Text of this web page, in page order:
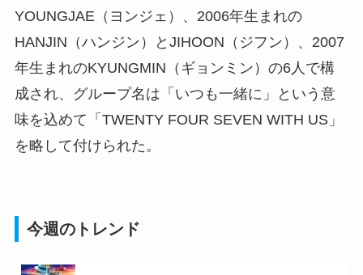
YOUNGJAE（ヨンジェ）、2006年生まれの
HANJIN（ハンジン）とJIHOON（ジフン）、2007
年生まれのKYUNGMIN（ギョンミン）の6人で構
成され、グループ名は「いつも一緒に」という意
味を込めて「TWENTY FOUR SEVEN WITH US」
を略して付けられた。
今週のトレンド